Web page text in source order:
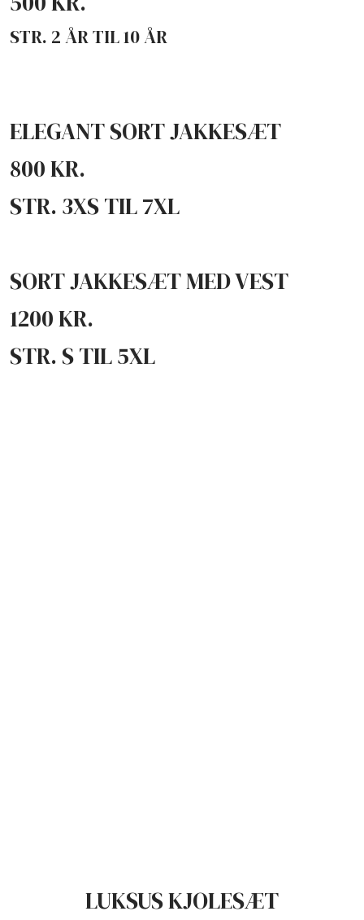
STR. 2 ÅR TIL 10 ÅR​
​ELEGANT SORT JAKKESÆT
800 KR.
STR. 3XS TIL 7XL
SORT JAKKESÆT MED VEST
1200 KR.
STR. S TIL 5XL​
LUKSUS KJOLESÆT